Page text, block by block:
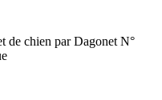
de chien par Dagonet N°